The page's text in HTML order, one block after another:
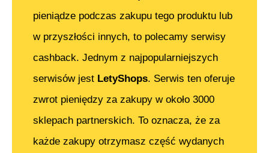
pieniądze podczas zakupu tego produktu lub
w przyszłości innych, to polecamy serwisy
cashback. Jednym z najpopularniejszych
serwisów jest LetyShops. Serwis ten oferuje
zwrot pieniędzy za zakupy w około 3000
sklepach partnerskich. To oznacza, że za
każde zakupy otrzymasz część wydanych